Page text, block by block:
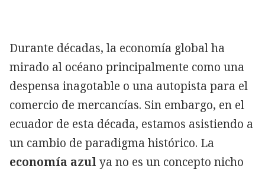
Durante décadas, la economía global ha
mirado al océano principalmente como una
despensa inagotable o una autopista para el
comercio de mercancías. Sin embargo, en el
ecuador de esta década, estamos asistiendo a
un cambio de paradigma histórico. La
economía azul ya no es un concepto nicho